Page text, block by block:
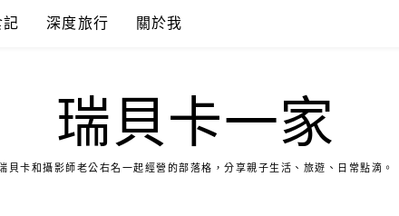
記 深度旅行 關於我
瑞貝卡一家
貝卡和攝影師老公右名一起經營的部落格，分享親子生活、旅遊、日常點滴。